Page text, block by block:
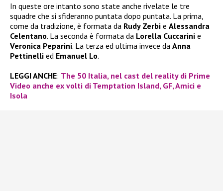
In queste ore intanto sono state anche rivelate le tre
squadre che si sfideranno puntata dopo puntata. La prima,
come da tradizione, è formata da Rudy Zerbi e Alessandra
Celentano. La seconda è formata da Lorella Cuccarini e
Veronica Peparini. La terza ed ultima invece da Anna
Pettinelli ed Emanuel Lo.
LEGGI ANCHE: The 50 Italia, nel cast del reality di Prime
Video anche ex volti di Temptation Island, GF, Amici e
Isola